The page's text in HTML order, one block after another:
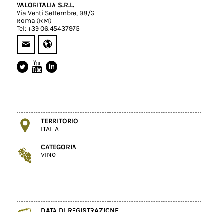
VALORITALIA S.R.L.
Via Venti Settembre, 98/G
Roma (RM)
Tel: +39 06.45437975
TERRITORIO
ITALIA
CATEGORIA
VINO
DATA DI REGISTRAZIONE